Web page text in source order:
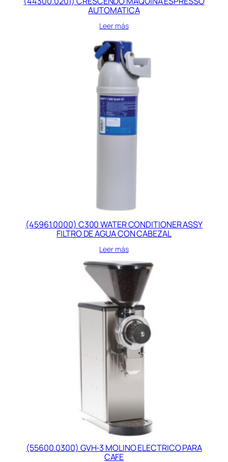
AUTOMATICA
Leer más
(45961.0000) C300 WATER CONDITIONER ASSY
FILTRO DE AGUA CON CABEZAL
Leer más
(55600.0300) GVH-3 MOLINO ELECTRICO PARA
CAFE